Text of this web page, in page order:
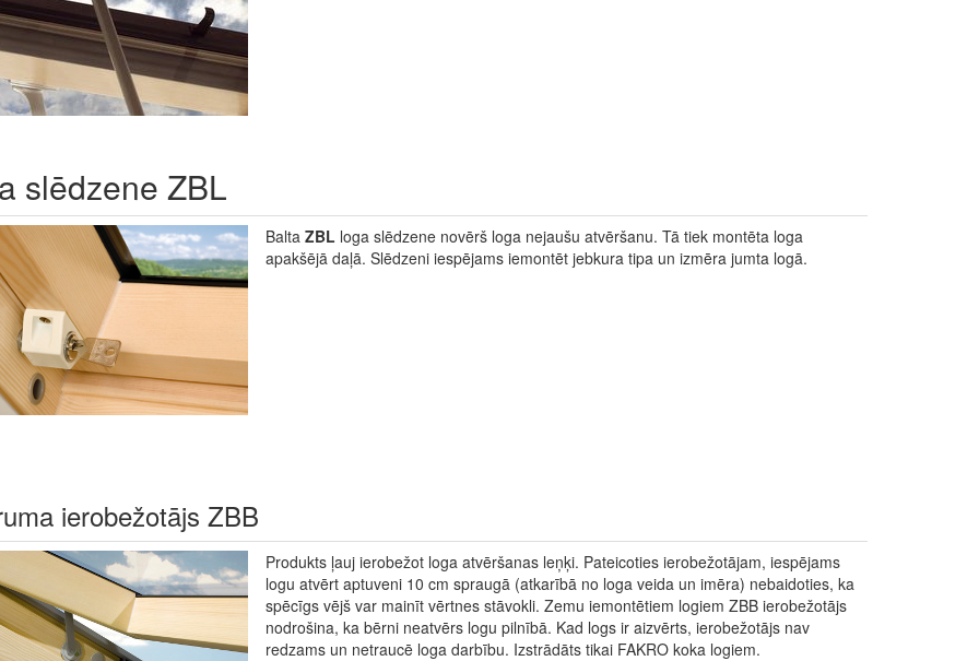
slēdzene ZBL
Balta ZBL loga slēdzene novērš loga nejaušu atvēršanu. Tā tiek montēta loga
apakšējā daļā. Slēdzeni iespējams iemontēt jebkura tipa un izmēra jumta logā.
ierobežotājs ZBB
Produkts ļauj ierobežot loga atvēršanas leņķi. Pateicoties ierobežotājam, iespējams
logu atvērt aptuveni 10 cm spraugā (atkarībā no loga veida un imēra) nebaidoties, ka
spēcīgs vējš var mainīt vērtnes stāvokli. Zemu iemontētiem logiem ZBB ierobežotājs
nodrošina, ka bērni neatvērs logu pilnībā. Kad logs ir aizvērts, ierobežotājs nav
redzams un netraucē loga darbību. Izstrādāts tikai FAKRO koka logiem.